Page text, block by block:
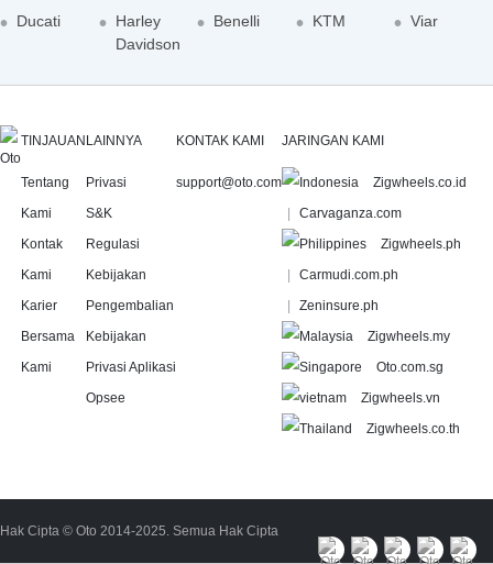
Ducati
Harley
Davidson
Benelli KTM Viar
TINJAUAN
Tentang
Kami
Kontak
Kami
Karier
Bersama
Kami
LAINNYA
Privasi
S&K
Regulasi
Kebijakan
Pengembalian
Kebijakan
Privasi Aplikasi
Opsee
KONTAK KAMI
support@oto.com
JARINGAN KAMI
Zigwheels.co.id
Carvaganza.com
Zigwheels.ph
Carmudi.com.ph
Zeninsure.ph
Zigwheels.my
Oto.com.sg
Zigwheels.vn
Zigwheels.co.th
Hak Cipta © Oto 2014-2025. Semua Hak Cipta